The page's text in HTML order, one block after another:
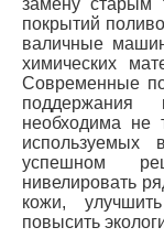
замену старым
покрытий
валичные
химических
Современные
поддержания
необходима не
используемых
успешном
нивелировать
кожи,
повысить